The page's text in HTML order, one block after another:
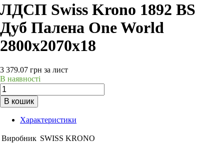
ЛДСП Swiss Krono 1892 BS
Дуб Палена One World
2800х2070х18
3 379.07 грн за лист
В наявності
В кошик
Характеристики
Виробник SWISS KRONO